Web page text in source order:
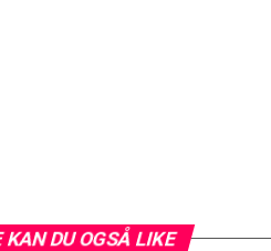
KAN DU OGSÅ LIKE